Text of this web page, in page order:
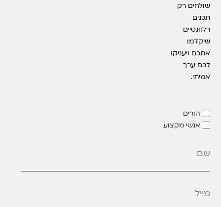
שולחים רק
תכנים
רלוונטיים
שיקדמו
אתכם ויעניקו
לכם ערך
אמיתי.
הורים
אנשי מקצוע